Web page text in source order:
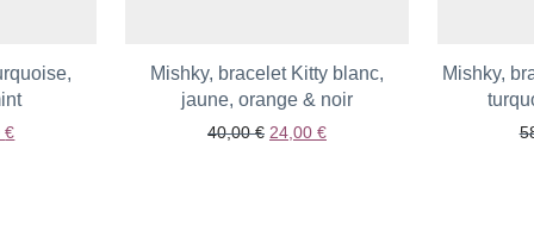
initial était : 90,00 €.
€Le prix actuel est : 54,00 €.
Mishky, bracelet Kitty blanc,
jaune, orange & noir
40,00€ Le prix initial était : 40,00 €.
24,00 €Le prix actuel est : 24,00 €.
Ajouter aux favoris
Mishky,